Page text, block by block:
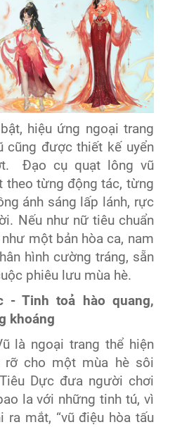
hiệu ứng ngoại trang
cũng được thiết kế uyển
Đạo cụ quạt lông vũ
theo từng động tác, từng
ánh sáng lấp lánh, rực
Nếu như nữ tiêu chuẩn
một bản hòa ca, nam
hình cường tráng, sẵn
phiêu lưu mùa hè.
- Tinh toả hào quang,
khoáng
là ngoại trang thể hiện
rỡ cho một mùa hè sôi
Dực đưa người chơi
la với những tinh tú, vì
ra mắt, “vũ điệu hòa tấu